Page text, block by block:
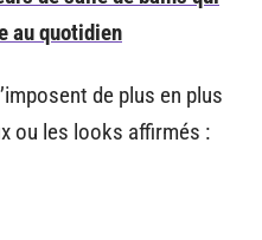
au quotidien
de plus en plus
ou les looks affirmés :